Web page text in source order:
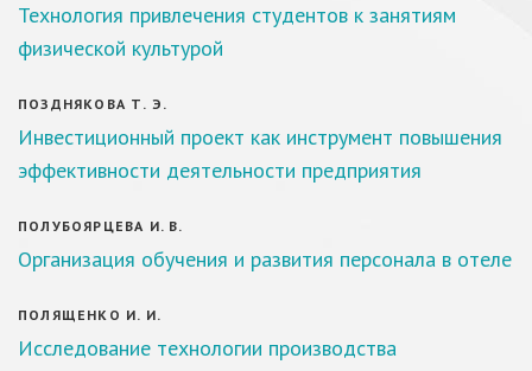
Технология привлечения студентов к занятиям
физической культурой
ПОЗДНЯКОВА Т. Э.
Инвестиционный проект как инструмент повышения
эффективности деятельности предприятия
ПОЛУБОЯРЦЕВА И. В.
Организация обучения и развития персонала в отеле
ПОЛЯЩЕНКО И. И.
Исследование технологии производства